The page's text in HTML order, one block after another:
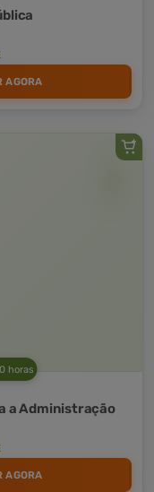
AGORA
horas
a Administração
AGORA